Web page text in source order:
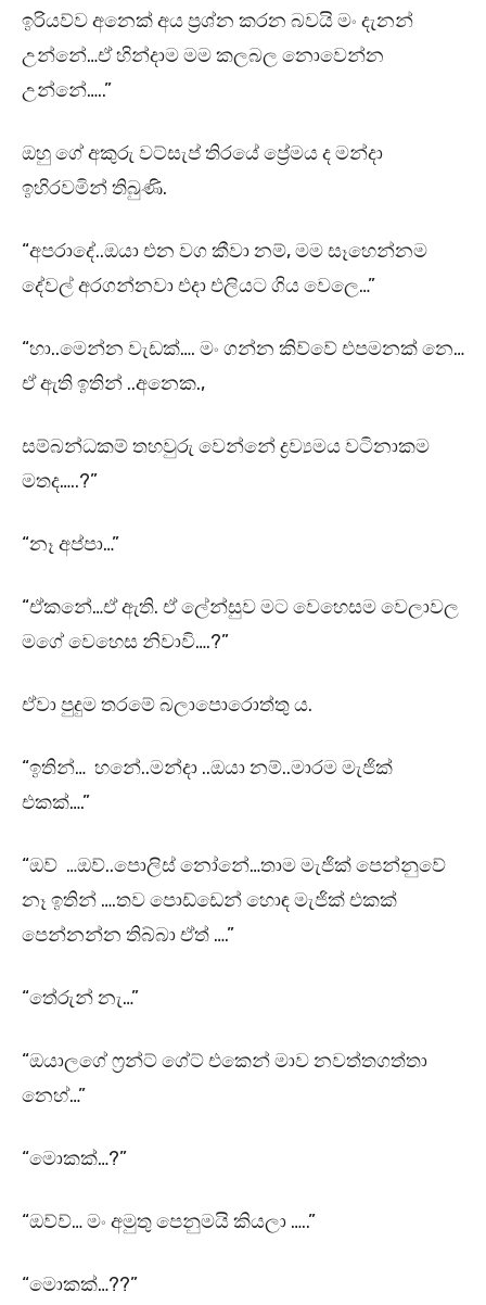
ඉරියව්ව අනෙක් අය ප්‍රශ්න කරන බවයි මං දැනන්
උන්නේ…ඒ හින්දාම මම කලබල නොවෙන්න
උන්නේ…..”
ඔහු ගේ අකුරු වට්සැප් තිරයේ ප්‍රේමය ද මන්දා
ඉහිරවමින් තිබුණි.
“අපරාදේ..ඔයා එන වග කීවා නම්, මම සෑහෙන්නම
දේවල් අරගන්නවා එදා එලියට ගිය වෙලෙ…”
“හා..මෙන්න වැඩක්…. මං ගන්න කිව්වේ එපමනක් නෙ…
ඒ ඇති ඉතින් ..අනෙක.,
සම්බන්ධකම් තහවුරු වෙන්නේ ද්‍රව්‍යමය වටිනාකම
මතද…..?”
“නෑ අප්පා…”
“ඒකනේ…ඒ ඇති. ඒ ලේන්සුව මට වෙහෙසම වෙලාවල
මගේ වෙහෙස නිවාවි….?”
ඒවා පුදුම තරමේ බලාපොරොත්තු ය.
“ඉතින්… හනේ..මන්දා ..ඔයා නම්..මාරම මැජික්
එකක්….”
“ඔව් …ඔව්..පොලිස් නෝනේ…තාම මැජික් පෙන්නුවේ
නෑ ඉතින් ….තව පොඩ්ඩෙන් හොඳ මැජික් එකක්
පෙන්නන්න තිබ්බා ඒත් ….”
“තේරුන් නැ…”
“ඔයාලගේ ෆ්‍රන්ට් ගේට් එකෙන් මාව නවත්තගත්තා
නෙහ්…”
“මොකක්…?”
“ඔව්ව්… මං අමුතු පෙනුමයි කියලා …..”
“මොකක්…??”